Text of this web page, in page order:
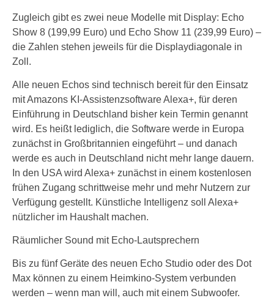
Zugleich gibt es zwei neue Modelle mit Display: Echo
Show 8 (199,99 Euro) und Echo Show 11 (239,99 Euro) –
die Zahlen stehen jeweils für die Displaydiagonale in
Zoll.
Alle neuen Echos sind technisch bereit für den Einsatz
mit Amazons KI-Assistenzsoftware Alexa+, für deren
Einführung in Deutschland bisher kein Termin genannt
wird. Es heißt lediglich, die Software werde in Europa
zunächst in Großbritannien eingeführt – und danach
werde es auch in Deutschland nicht mehr lange dauern.
In den USA wird Alexa+ zunächst in einem kostenlosen
frühen Zugang schrittweise mehr und mehr Nutzern zur
Verfügung gestellt. Künstliche Intelligenz soll Alexa+
nützlicher im Haushalt machen.
Räumlicher Sound mit Echo-Lautsprechern
Bis zu fünf Geräte des neuen Echo Studio oder des Dot
Max können zu einem Heimkino-System verbunden
werden – wenn man will, auch mit einem Subwoofer.